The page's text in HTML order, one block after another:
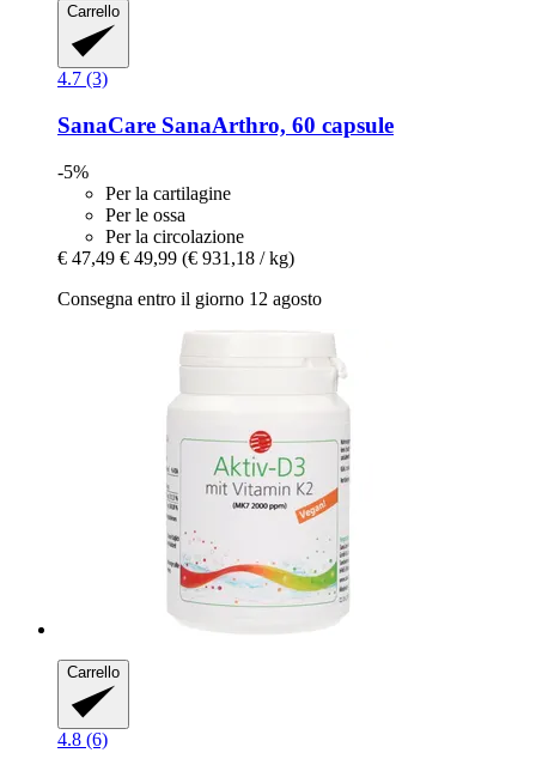
Carrello
4.7 (3)
SanaCare SanaArthro, 60 capsule
-5%
Per la cartilagine
Per le ossa
Per la circolazione
€ 47,49 € 49,99 (€ 931,18 / kg)
Consegna entro il giorno 12 agosto
Carrello
4.8 (6)